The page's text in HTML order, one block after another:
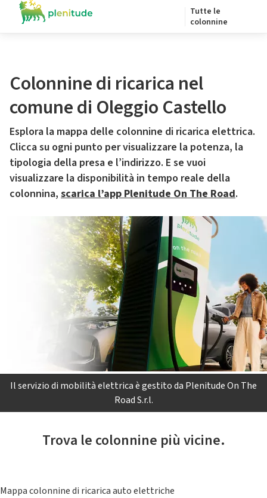
Tutte le
colonnine
Colonnine di ricarica nel
comune di Oleggio Castello
Esplora la mappa delle colonnine di ricarica elettrica.
Clicca su ogni punto per visualizzare la potenza, la
tipologia della presa e l’indirizzo. E se vuoi
visualizzare la disponibilità in tempo reale della
colonnina, scarica l’app Plenitude On The Road.
Il servizio di mobilità elettrica è gestito da Plenitude On The
Road S.r.l.
Trova le colonnine più vicine.
Mappa colonnine di ricarica auto elettriche